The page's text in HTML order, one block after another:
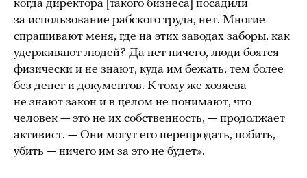
когда директора [такого бизнеса] посадили
за использование рабского труда, нет. Многие
спрашивают меня, где на этих заводах заборы, как
удерживают людей? Да нет ничего, люди боятся
физически и не знают, куда им бежать, тем более
без денег и документов. К тому же хозяева
не знают закон и в целом не понимают, что
человек — это не их собственность, — продолжает
активист. — Они могут его перепродать, побить,
убить — ничего им за это не будет».